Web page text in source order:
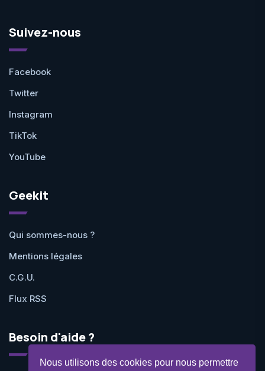
Nous utilisons des cookies pour nous permettre
Suivez-nous
Facebook
Twitter
Instagram
TikTok
YouTube
Geekit
Qui sommes-nous ?
Mentions légales
C.G.U.
Flux RSS
Besoin d'aide ?